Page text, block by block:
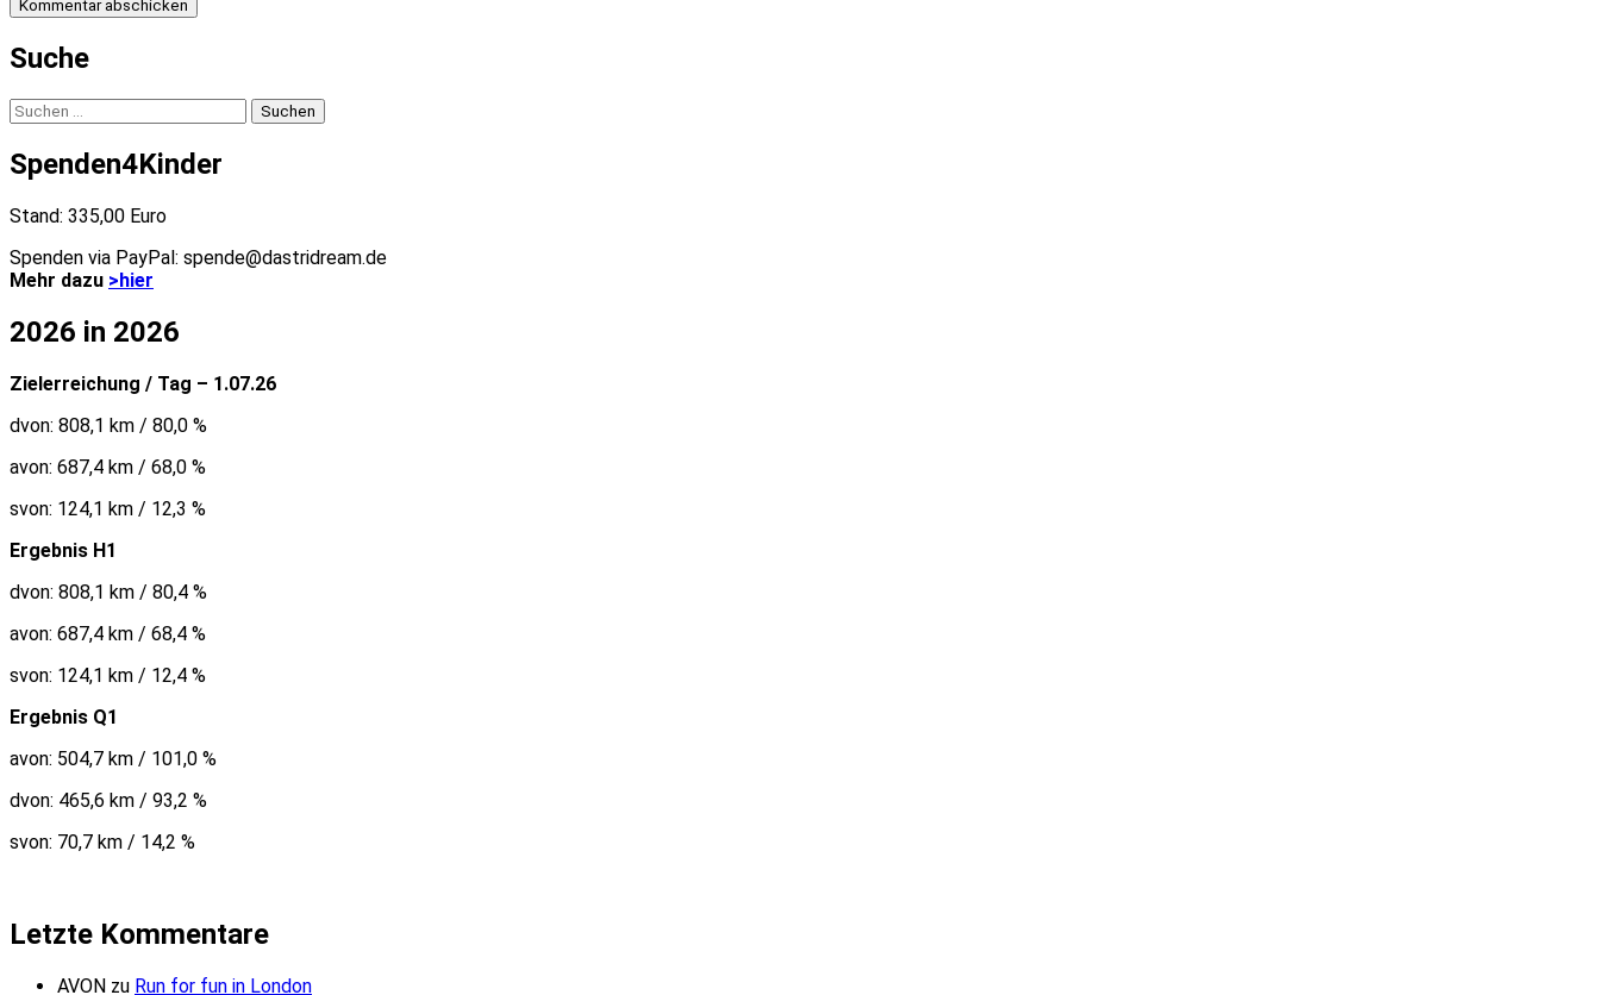
Suche
Suchen
nach:
Spenden4Kinder
Stand: 335,00 Euro
Spenden via PayPal: spende@dastridream.de
Mehr dazu >hier
2026 in 2026
Zielerreichung / Tag – 1.07.26
dvon: 808,1 km / 80,0 %
avon: 687,4 km / 68,0 %
svon: 124,1 km / 12,3 %
Ergebnis H1
dvon: 808,1 km / 80,4 %
avon: 687,4 km / 68,4 %
svon: 124,1 km / 12,4 %
Ergebnis Q1
avon: 504,7 km / 101,0 %
dvon: 465,6 km / 93,2 %
svon: 70,7 km / 14,2 %
Letzte Kommentare
AVON zu Run for fun in London